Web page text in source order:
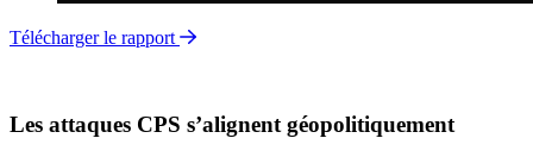
Télécharger le rapport
Les attaques CPS s’alignent géopolitiquement